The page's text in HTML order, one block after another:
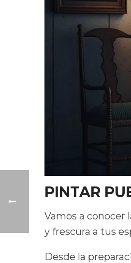
PINTAR
Vamos a conocer
y frescura a tus
Desde la